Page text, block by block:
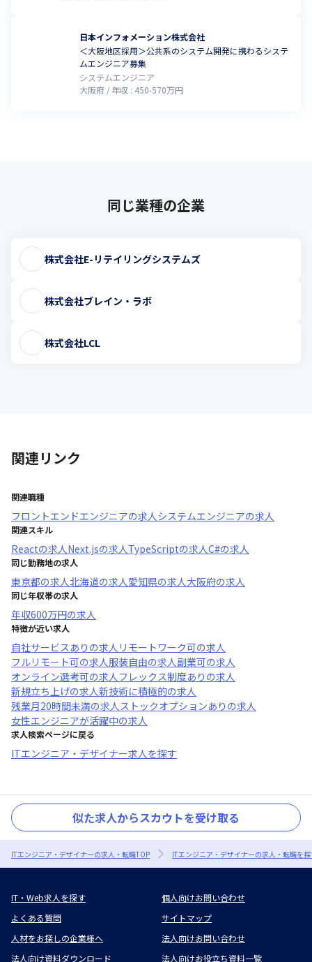
日本インフォメーション株式会社
＜大阪地区採用＞公共系のシステム開発に携わるシステ
ムエンジニア募集
システムエンジニア
大阪府
年収 : 450-570万円
同じ業種の企業
株式会社E-リテイリングシステムズ
株式会社ブレイン・ラボ
株式会社LCL
関連リンク
関連職種
フロントエンドエンジニアの求人システムエンジニアの求人
関連スキル
Reactの求人Next.jsの求人TypeScriptの求人C#の求人
同じ勤務地の求人
東京都の求人北海道の求人愛知県の求人大阪府の求人
同じ年収帯の求人
年収600万円の求人
特徴が近い求人
自社サービスあり の求人 リモートワーク可の求人
フルリモート可の求人服装自由の求人副業可の求人
オンライン選考可の求人フレックス制度あり の求人
新規立ち上げの求人新技術に積極的の求人
残業月20時間未満の求人ストックオプションあり の求人
女性エンジニアが活躍中の求人
求人検索ページに戻る
ITエンジニア・デザイナー求人を探す
似た求人からスカウトを受け取る
ITエンジニア・デザイナーの求人・転職TOP ITエンジニア・デザイナーの求人・転職を
IT・Web求人を探す
個人向けお問い合わせ
よくある質問
サイトマップ
人材をお探しの企業様へ
法人向けお問い合わせ
法人向け資料ダウンロード
法人向けお役立ち資料一覧